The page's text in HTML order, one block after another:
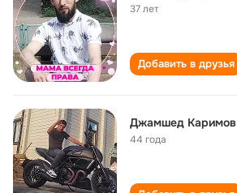
37 лет
Добавить в друзья
Джамшед Каримов
44 года